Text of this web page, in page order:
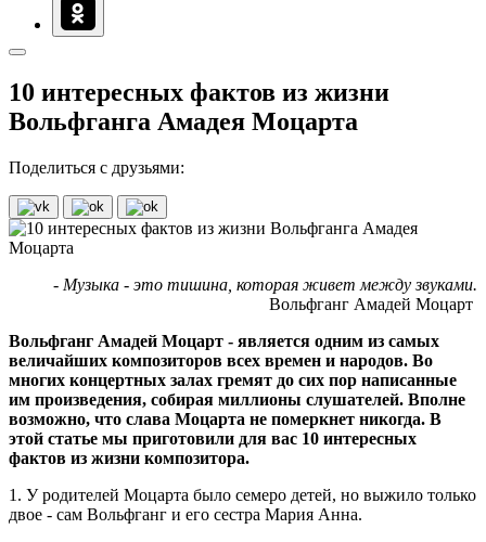
10 интересных фактов из жизни
Вольфганга Амадея Моцарта
Поделиться с друзьями:
- Музыка - это тишина, которая живет между звуками.
Вольфганг Амадей Моцарт
Вольфганг Амадей Моцарт - является одним из самых
величайших композиторов всех времен и народов. Во
многих концертных залах гремят до сих пор написанные
им произведения, собирая миллионы слушателей. Вполне
возможно, что слава Моцарта не померкнет никогда. В
этой статье мы приготовили для вас 10 интересных
фактов из жизни композитора.
1. У родителей Моцарта было семеро детей, но выжило только
двое - сам Вольфганг и его сестра Мария Анна.